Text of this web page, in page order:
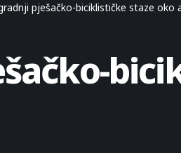
pješačko-biciklističke staze oko